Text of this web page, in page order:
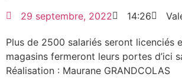
29 septembre, 2022 14:26
Plus de 2500 salariés seront licenciés
magasins fermeront leurs portes d’ici
Réalisation : Maurane GRANDCOLAS